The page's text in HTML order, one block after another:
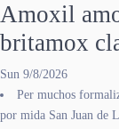
Amoxil
britamox
Sun 9/8/2026
Per muchos
por mida San Juan de